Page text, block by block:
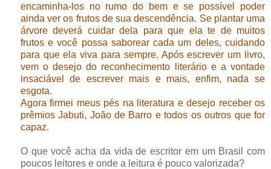
encaminha-los no rumo do bem e se possível poder
ainda ver os frutos de sua descendência. Se plantar uma
árvore deverá cuidar dela para que ela te de muitos
frutos e você possa saborear cada um deles, cuidando
para que ela viva para sempre. Após escrever um livro,
vem o desejo do reconhecimento literário e a vontade
insaciável de escrever mais e mais, enfim, nada se
esgota.
Agora firmei meus pés na literatura e desejo receber os
prêmios Jabuti, João de Barro e todos os outros que for
capaz.
O que você acha da vida de escritor em um Brasil com
poucos leitores e onde a leitura é pouco valorizada?